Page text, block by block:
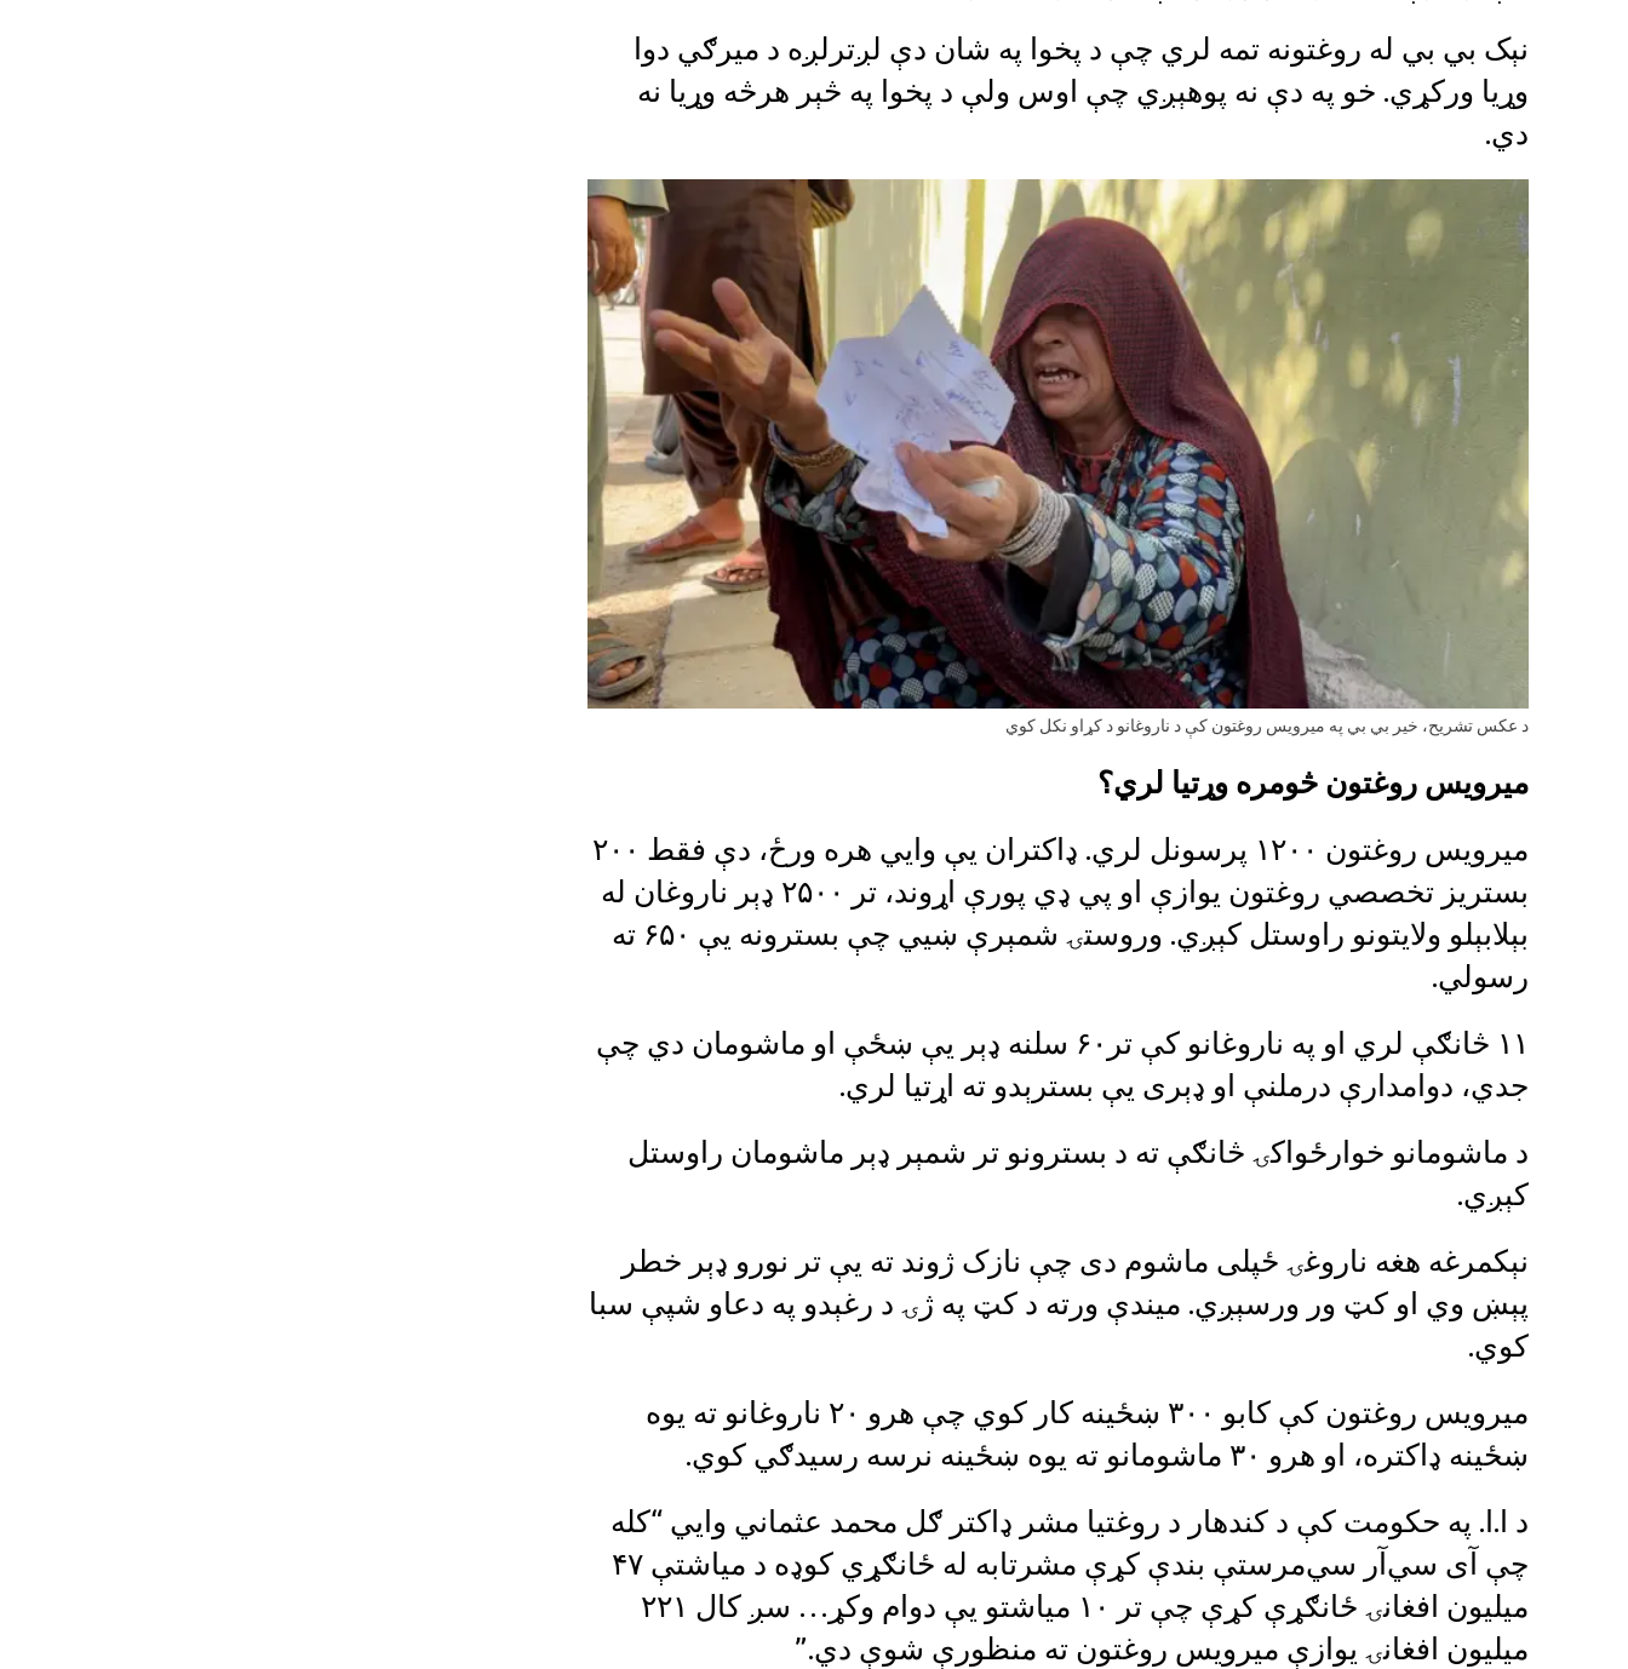
نېک بي بي له روغتونه تمه لري چې د پخوا په شان دې لږترلږه د میرګي دوا
وړیا ورکړي. خو په دې نه پوهېږي چې اوس ولې د پخوا په څېر هرڅه وړیا نه
دي.
د عکس تشریح، خیر بي بي په میرویس روغتون کې د ناروغانو د کړاو نکل کوي
میرویس روغتون څومره وړتیا لري؟
میرویس روغتون ۱۲۰۰ پرسونل لري. ډاکتران یې وايي‌ هره ورځ، دې فقط ۲۰۰
بستریز تخصصي روغتون یوازې او پي ډي پورې اړوند، تر ۲۵۰۰ ډېر ناروغان له
بېلابېلو ولایتونو راوستل کېږي. وروستۍ شمېرې ښيي چې بسترونه یې ۶۵۰ ته
رسولي.
۱۱ څانګې لري او په ناروغانو کې تر۶۰ سلنه ډېر یې ښځې او ماشومان دي چې
جدي، دوامدارې درملنې او ډېری یې بسترېدو ته اړتیا لري.
د ماشومانو خوارځواکۍ څانګې ته د بسترونو تر شمېر ډېر ماشومان راوستل
کېږي.
نېکمرغه هغه ناروغۍ ځپلی ماشوم دی چې نازک ژوند ته یې تر نورو ډېر خطر
پېښ وي او کټ ور ورسېږي. میندې ورته د کټ په ژۍ د رغېدو په دعاو شپې سبا
کوي.
میرویس روغتون کې کابو ۳۰۰ ښځینه کار کوي چې هرو ۲۰ ناروغانو ته یوه
ښځینه ډاکتره، او هرو ۳۰ ماشومانو ته یوه ښځینه نرسه رسیدګي کوي.
د ا.ا. په حکومت کې د کندهار د روغتیا مشر ډاکتر ګل محمد عثماني وايي “کله
چې آی سي‌آر سي‌مرستې بندې کړې مشرتابه له ځانګړي کوډه د میاشتې ۴۷
میلیون افغانۍ ځانګړې کړې چې تر ۱۰ میاشتو یې دوام وکړ… سږ کال ۲۲۱
میلیون افغانۍ یوازې میرویس روغتون ته منظورې شوې دي.”